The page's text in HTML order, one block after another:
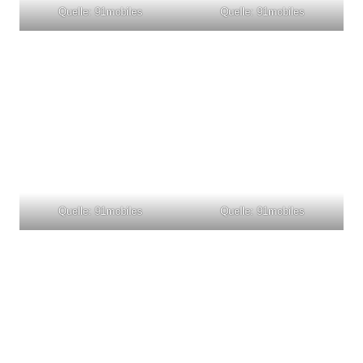
Quelle: 91mobiles Quelle: 91mobiles
Quelle: 91mobiles Quelle: 91mobiles